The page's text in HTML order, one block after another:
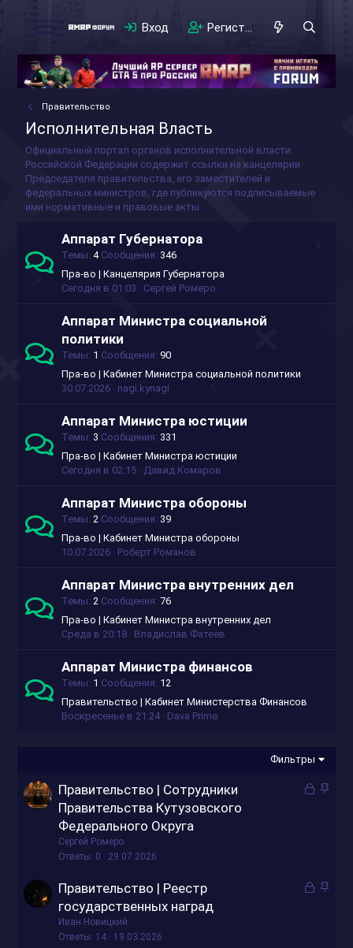
Вход Регистрация
Правительство
Исполнительная Власть
Официальный портал органов исполнительной власти
Российской Федерации содержит ссылки на канцелярии
Председателя правительства, его заместителей и
федеральных министров, где публикуются подписываемые
ими нормативные и правовые акты.
Аппарат Губернатора
Темы 4 Сообщения 346
Пра-во | Канцелярия Губернатора
Сегодня в 01:03
Сергей Ромеро
Аппарат Министра социальной
политики
Темы 1 Сообщения 90
Пра-во | Кабинет Министра социальной политики
30.07.2026
nagi.kynagi
Аппарат Министра юстиции
Темы 3 Сообщения 331
Пра-во | Кабинет Министра юстиции
Сегодня в 02:15
Давид Комаров
Аппарат Министра обороны
Темы 2 Сообщения 39
Пра-во | Кабинет Министра обороны
10.07.2026
Роберт Романов
Аппарат Министра внутренних дел
Темы 2 Сообщения 76
Пра-во | Кабинет Министра внутренних дел
Среда в 20:18
Владислав Фатеев
Аппарат Министра финансов
Темы 1 Сообщения 12
Правительство | Кабинет Министерства Финансов
Воскресенье в 21:24
Dava Prime
Фильтры
З
о
З
л
Правительство | Сотрудники
Правительства Кутузовского
Федерального Округа
Сергей Ромеро
Ответы 0 29.07.2026
З З
Правительство | Реестр
государственных наград
Ивaн Новицкий
Ответы 14 19.03.2026